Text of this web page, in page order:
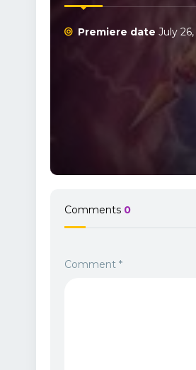
Premiere date July
Comments 0
Comment *